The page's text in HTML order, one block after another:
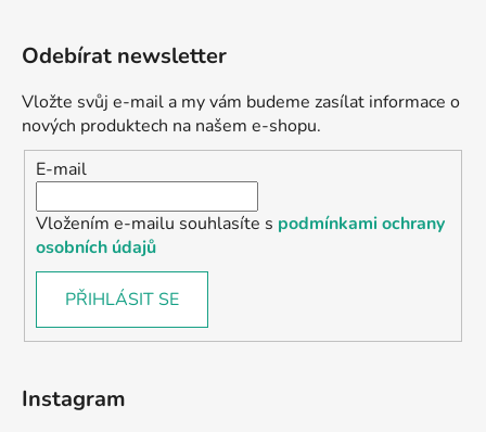
Odebírat newsletter
Vložte svůj e-mail a my vám budeme zasílat informace o
nových produktech na našem e-shopu.
E-mail
Vložením e-mailu souhlasíte s podmínkami ochrany
osobních údajů
PŘIHLÁSIT SE
Instagram